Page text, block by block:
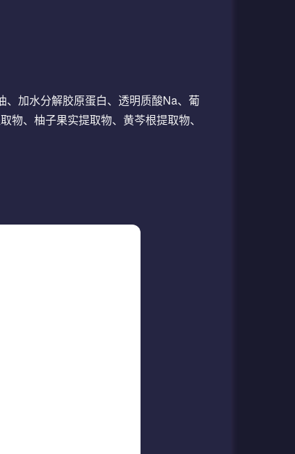
加水分解胶原蛋白、透明质酸Na、葡
、柚子果实提取物、黄芩根提取物、